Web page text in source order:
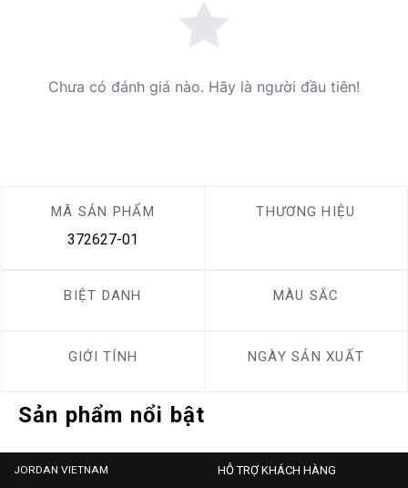
Chưa có đánh giá nào. Hãy là người đầu tiên!
MÃ SẢN PHẨM
372627-01
THƯƠNG HIỆU
BIỆT DANH MÀU SẮC
GIỚI TÍNH NGÀY SẢN XUẤT
Sản phẩm nổi bật
JORDAN VIETNAM HỖ TRỢ KHÁCH HÀNG